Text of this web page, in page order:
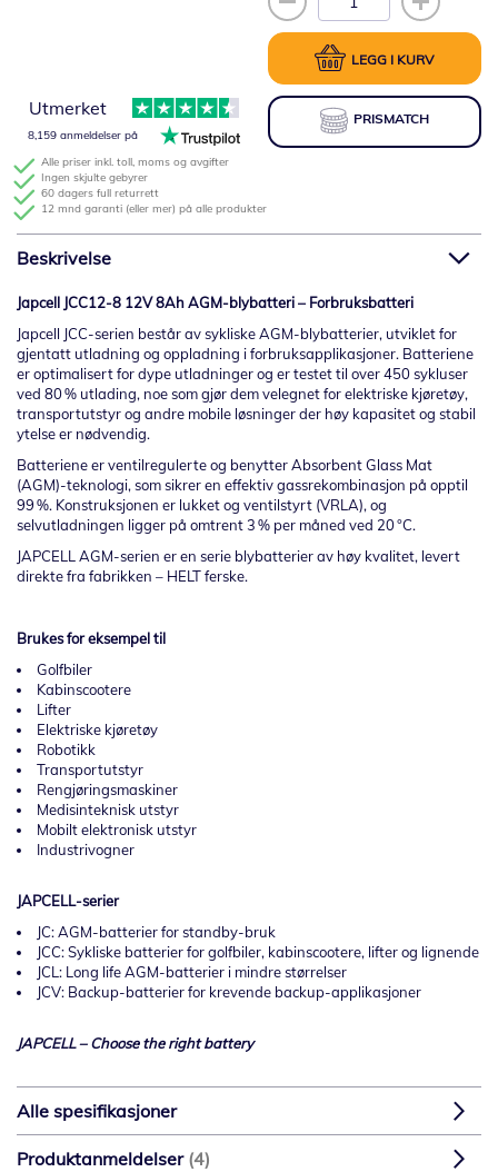
LEGG I KURV
PRISMATCH
Alle priser inkl. toll, moms og avgifter
Ingen skjulte gebyrer
60 dagers full returrett
12 mnd garanti (eller mer) på alle produkter
Utmerket
8,159 anmeldelser på
Beskrivelse
Japcell JCC12-8 12V 8Ah AGM-blybatteri – Forbruksbatteri
Japcell JCC-serien består av sykliske AGM-blybatterier, utviklet for
gjentatt utladning og oppladning i forbruksapplikasjoner. Batteriene
er optimalisert for dype utladninger og er testet til over 450 sykluser
ved 80 % utlading, noe som gjør dem velegnet for elektriske kjøretøy,
transportutstyr og andre mobile løsninger der høy kapasitet og stabil
ytelse er nødvendig.
Batteriene er ventilregulerte og benytter Absorbent Glass Mat
(AGM)-teknologi, som sikrer en effektiv gassrekombinasjon på opptil
99 %. Konstruksjonen er lukket og ventilstyrt (VRLA), og
selvutladningen ligger på omtrent 3 % per måned ved 20 °C.
JAPCELL AGM-serien er en serie blybatterier av høy kvalitet, levert
direkte fra fabrikken – HELT ferske.
Brukes for eksempel til
Golfbiler
Kabinscootere
Lifter
Elektriske kjøretøy
Robotikk
Transportutstyr
Rengjøringsmaskiner
Medisinteknisk utstyr
Mobilt elektronisk utstyr
Industrivogner
JAPCELL-serier
JC: AGM-batterier for standby-bruk
JCC: Sykliske batterier for golfbiler, kabinscootere, lifter og lignende
JCL: Long life AGM-batterier i mindre størrelser
JCV: Backup-batterier for krevende backup-applikasjoner
JAPCELL – Choose the right battery
Alle spesifikasjoner
Produktanmeldelser 4